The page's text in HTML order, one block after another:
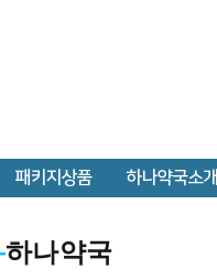
패키지상품 하나약국소개
하나약국